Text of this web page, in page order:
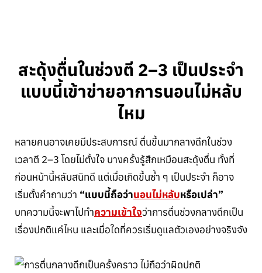
สะดุ้งตื่นในช่วงตี 2–3 เป็นประจำ
แบบนี้เข้าข่ายอาการนอนไม่หลับ
ไหม
หลายคนอาจเคยมีประสบการณ์ ตื่นขึ้นมากลางดึกในช่วง
เวลาตี 2–3 โดยไม่ตั้งใจ บางครั้งรู้สึกเหมือนสะดุ้งตื่น ทั้งที่
ก่อนหน้านี้หลับสนิทดี แต่เมื่อเกิดขึ้นซ้ำ ๆ เป็นประจำ ก็อาจ
เริ่มตั้งคำถามว่า “แบบนี้ถือว่านอนไม่หลับหรือเปล่า”
บทความนี้จะพาไปทำความเข้าใจว่าการตื่นช่วงกลางดึกเป็น
เรื่องปกติแค่ไหน และเมื่อใดที่ควรเริ่มดูแลตัวเองอย่างจริงจัง